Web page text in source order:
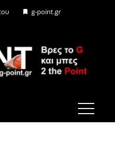
g-point.gr